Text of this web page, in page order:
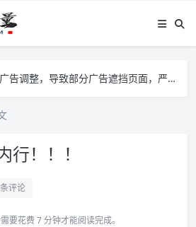
挡页面，严重影响大家访问体验，将尽快调整完成，由此带来的不便，特意致歉！
挡页面，严重影响大家访问体验，将尽快调整完成，由此带来的不便，特意致歉！
行！！！
评论
要花费 7 分钟才能阅读完成。